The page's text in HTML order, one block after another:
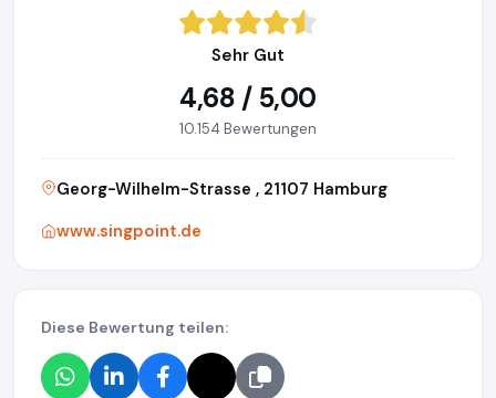
Sehr Gut
4,68 / 5,00
10.154 Bewertungen
Georg-Wilhelm-Strasse , 21107 Hamburg
www.singpoint.de
Diese Bewertung teilen: